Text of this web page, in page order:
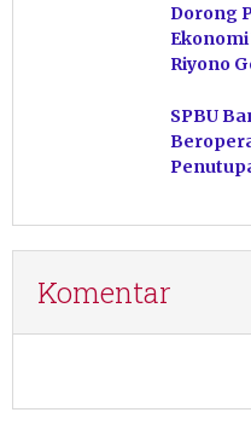
Dorong
Riyono
SPBU
Komentar